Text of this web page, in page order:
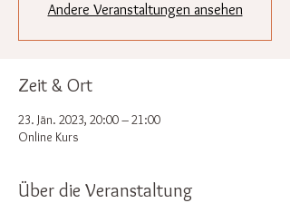
Andere Veranstaltungen ansehen
Zeit & Ort
23. Jän. 2023, 20:00 – 21:00
Online Kurs
Über die Veranstaltung